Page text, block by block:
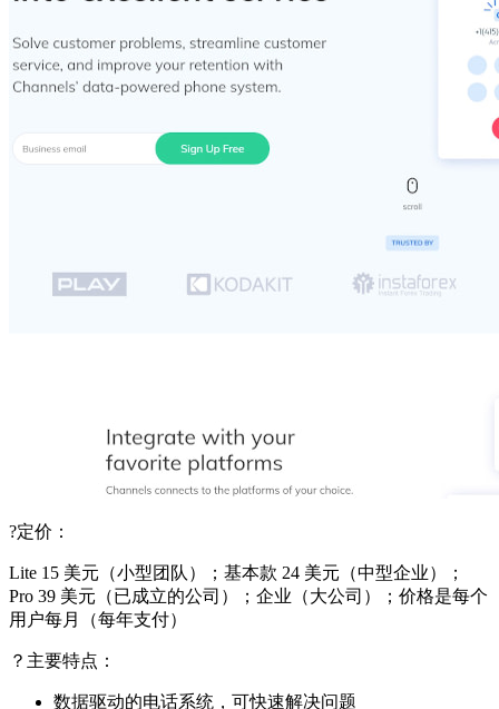
?定价：
Lite 15 美元（小型团队）；基本款 24 美元（中型企业）；
Pro 39 美元（已成立的公司）；企业（大公司）；价格是每个
用户每月（每年支付）
？主要特点：
数据驱动的电话系统，可快速解决问题